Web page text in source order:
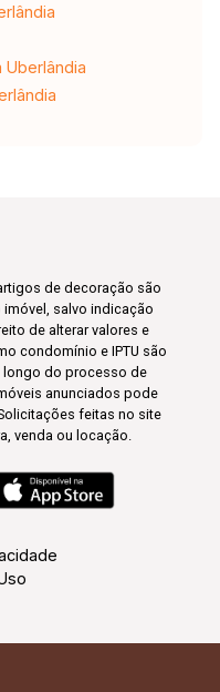
de decoração são
salvo indicação
de alterar valores e
condomínio e IPTU são
longo do processo de
anunciados pode
feitas no site
venda ou locação.